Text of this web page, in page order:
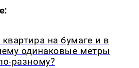
на бумаге и в
одинаковые метры
разному?